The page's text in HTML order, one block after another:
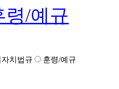
령/예규
치법규 훈령/예규